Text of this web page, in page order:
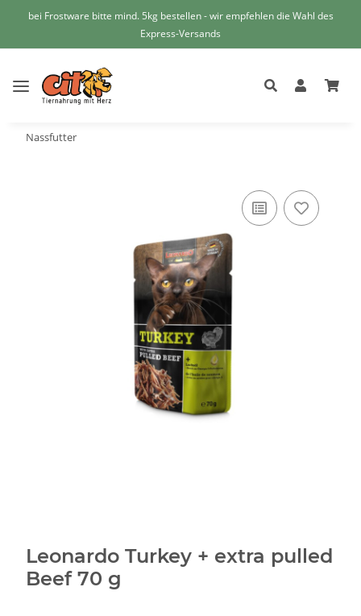
bei Frostware bitte mind. 5kg bestellen - wir empfehlen die Wahl des
Express-Versands
Nassfutter
Leonardo Turkey + extra pulled
Beef 70 g